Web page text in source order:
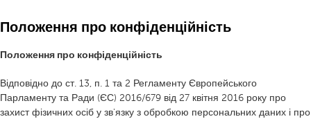
Положення про конфіденційність
Положення про конфіденційність
Відповідно до ст. 13, п. 1 та 2 Регламенту Європейського
Парламенту та Ради (ЄС) 2016/679 від 27 квітня 2016 року про
захист фізичних осіб у зв'язку з обробкою персональних даних і про